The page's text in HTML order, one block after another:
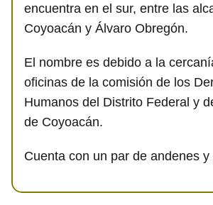
encuentra en el sur, entre las
Coyoacán y Álvaro Obregón.
El nombre es debido a la
oficinas de la comisión de los
Humanos del Distrito Federal y
de Coyoacán.
Cuenta con un par de andenes